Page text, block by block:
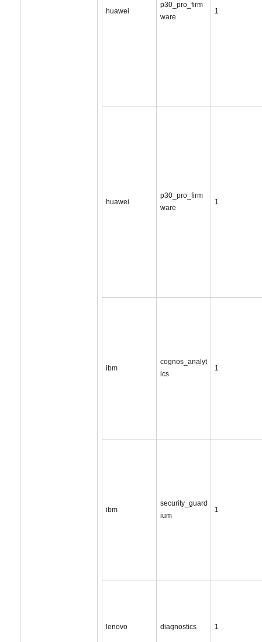
huawei
p30_pro_firm
ware
1
huawei
p30_pro_firm
ware
1
ibm
cognos_analyt
ics
1
ibm
security_guard
ium
1
lenovo diagnostics 1